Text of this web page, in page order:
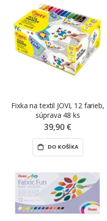
Fixka na textil JOVI, 12 farieb,
súprava 48 ks
39,90 €
DO KOŠÍKA